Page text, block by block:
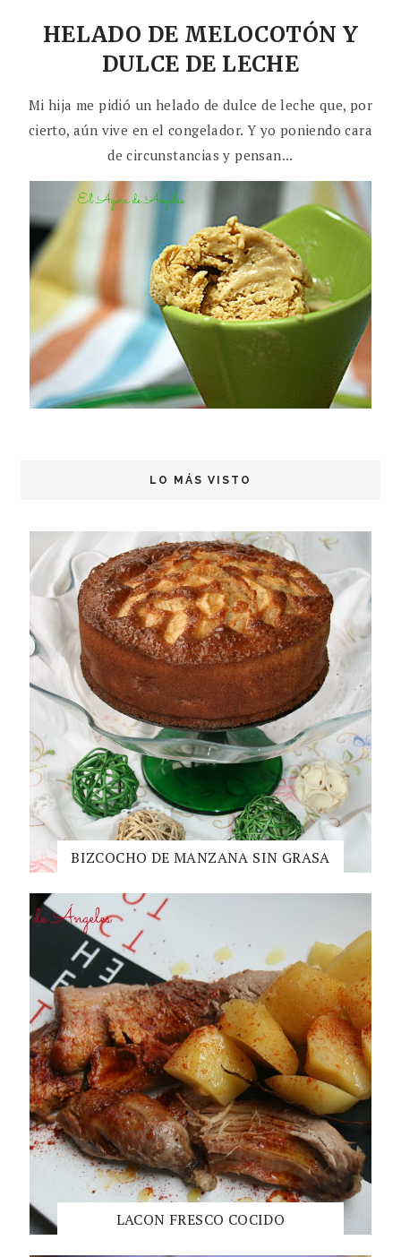
HELADO DE MELOCOTÓN Y
DULCE DE LECHE
Mi hija me pidió un helado de dulce de leche que, por
cierto, aún vive en el congelador. Y yo poniendo cara
de circunstancias y pensan...
LO MÁS VISTO
BIZCOCHO DE MANZANA SIN GRASA
LACON FRESCO COCIDO